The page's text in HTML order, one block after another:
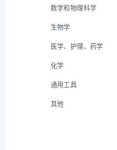
数学和物理科学
生物学
医学、护理、药学
化学
通用工具
其他